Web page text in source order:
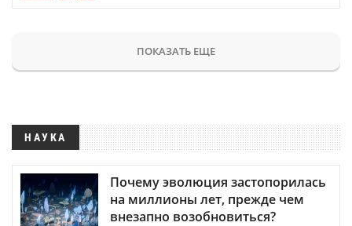
ПОКАЗАТЬ ЕЩЕ
НАУКА
Почему эволюция застопорилась
на миллионы лет, прежде чем
внезапно возобновиться?